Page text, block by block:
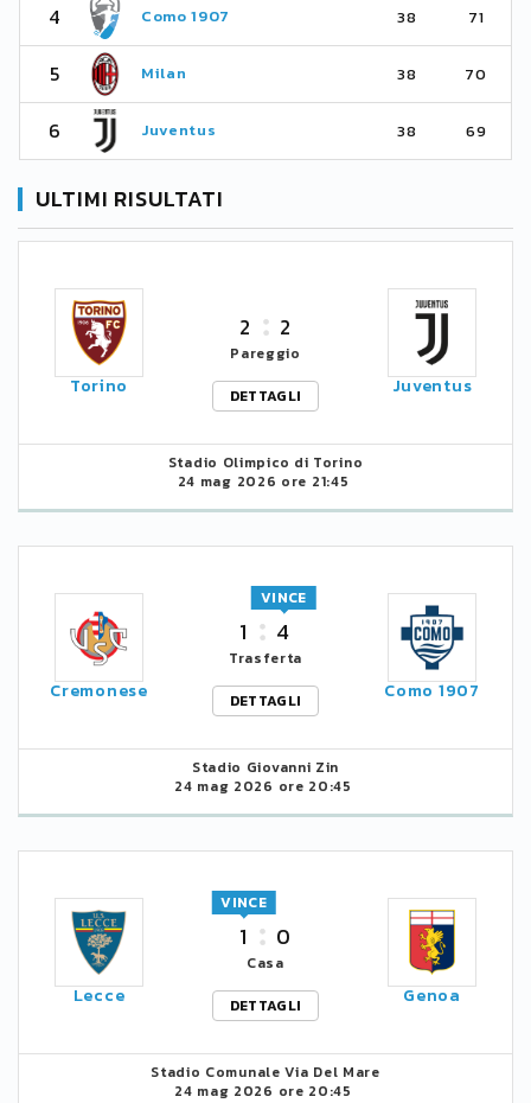
4 Como 1907 38 71
5 Milan 38 70
6 Juventus 38 69
ULTIMI RISULTATI
Torino
2 2
Pareggio
DETTAGLI
Juventus
Stadio Olimpico di Torino
24 mag 2026 ore 21:45
Cremonese
1 4
VINCE
Trasferta
DETTAGLI
Como 1907
Stadio Giovanni Zin
24 mag 2026 ore 20:45
Lecce
1
VINCE
0
Casa
DETTAGLI
Genoa
Stadio Comunale Via Del Mare
24 mag 2026 ore 20:45